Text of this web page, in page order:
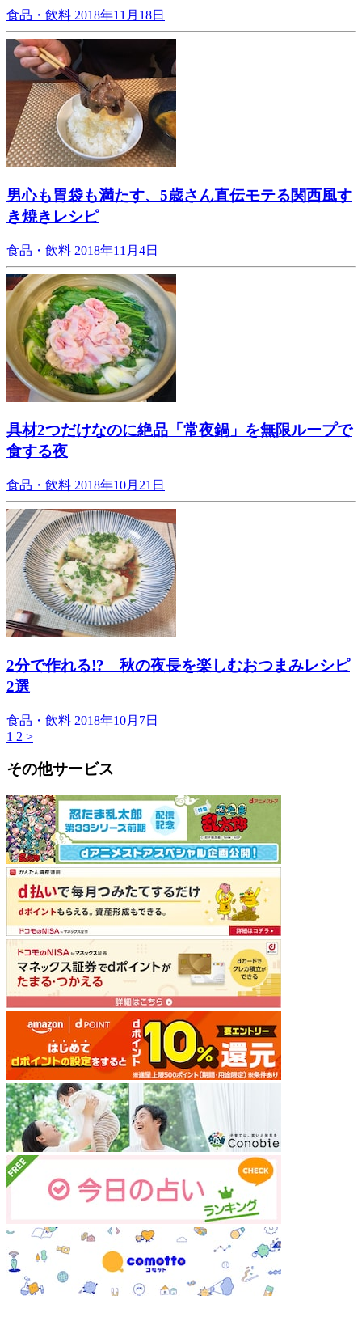
食品・飲料 2018年11月18日
男心も胃袋も満たす、5歳さん直伝モテる関西風す
き焼きレシピ
食品・飲料 2018年11月4日
具材2つだけなのに絶品「常夜鍋」を無限ループで
食する夜
食品・飲料 2018年10月21日
2分で作れる!? 秋の夜長を楽しむおつまみレシピ
2選
食品・飲料 2018年10月7日
1 2 >
その他サービス